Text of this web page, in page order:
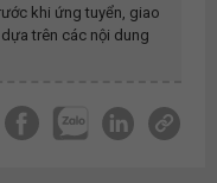
khi ứng tuyển, giao
trên các nội dung